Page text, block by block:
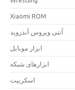
Xiaomi ROM
آنتی ویروس آندروید
ابزار موبایل
ابزارهای شبکه
اسکریپت